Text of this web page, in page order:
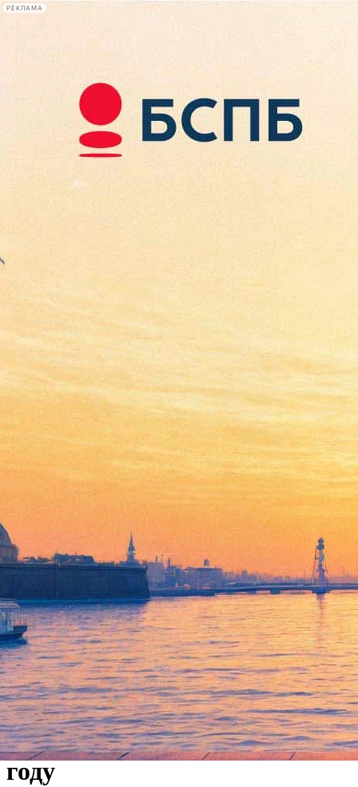
РЕКЛАМА
Сегодня:
2026.08.07
10:04
Афиша Plus
20 тонн истории в воздухе и
стимпанк-музей: пять
достопримечательностей
Таллина, открытых в 2019
году